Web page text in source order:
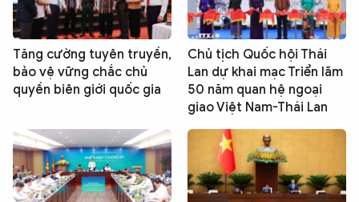
Tăng cường tuyên truyền,
bảo vệ vững chắc chủ
quyền biên giới quốc gia
Chủ tịch Quốc hội Thái
Lan dự khai mạc Triển lãm
50 năm quan hệ ngoại
giao Việt Nam-Thái Lan